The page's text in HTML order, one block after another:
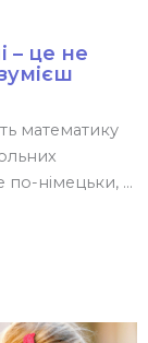
– це не
математику
німецьки, ...